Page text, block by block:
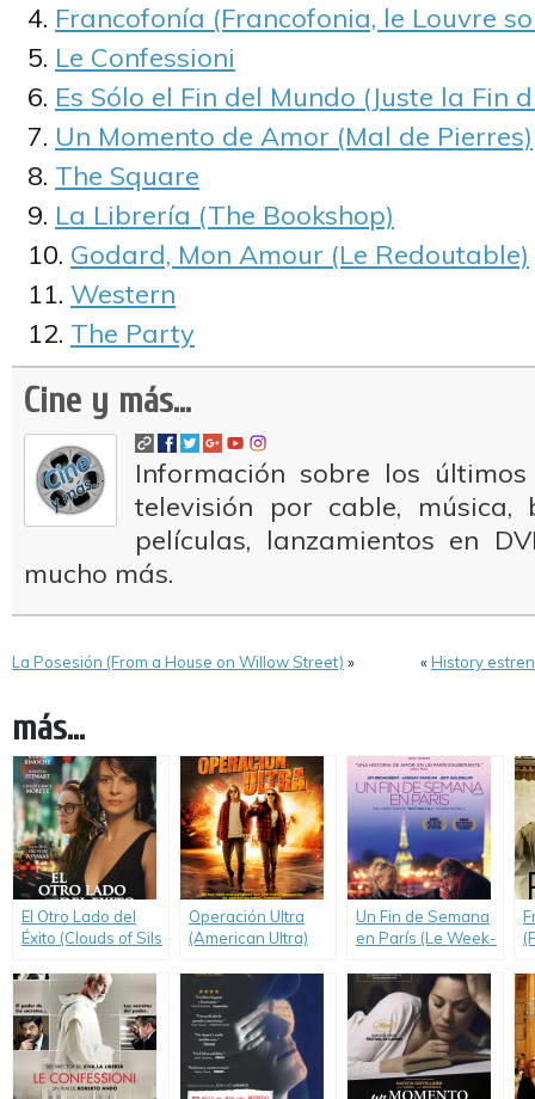
Francofonía (Francofonia, le Louvre
Le Confessioni
Es Sólo el Fin del Mundo (Juste la Fin
Un Momento de Amor (Mal de Pierres)
The Square
La Librería (The Bookshop)
Godard, Mon Amour (Le Redoutable)
Western
The Party
Cine y más...
Información sobre los
televisión por cable, música,
películas, lanzamientos en
mucho más.
La Posesión (From a House on Willow Street) » «History
más...
El Otro Lado del
Éxito (Clouds of Sils
Operación Ultra
(American Ultra)
Un Fin de Semana
en París (Le Week-